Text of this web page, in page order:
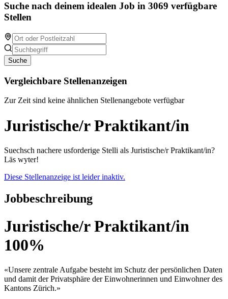
Suche nach deinem idealen Job in 3069 verfügbare
Stellen
Suche
Vergleichbare Stellenanzeigen
Zur Zeit sind keine ähnlichen Stellenangebote verfügbar
Juristische/r Praktikant/in
Suechsch nachere usforderige Stelli als Juristische/r Praktikant/in?
Läs wyter!
Diese Stellenanzeige ist leider inaktiv.
Jobbeschreibung
Juristische/r Praktikant/in
100%
«Unsere zentrale Aufgabe besteht im Schutz der persönlichen Daten
und damit der Privatsphäre der Einwohnerinnen und Einwohner des
Kantons Zürich.»